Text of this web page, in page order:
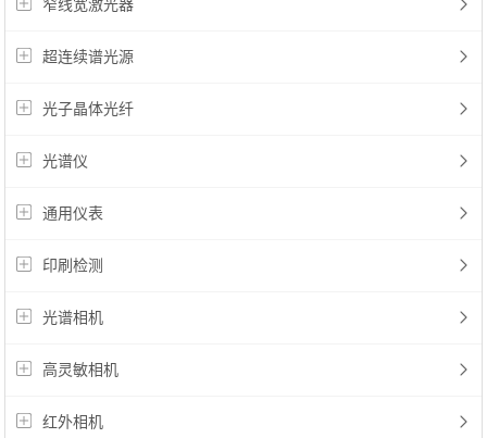
窄线宽激光器
超连续谱光源
光子晶体光纤
光谱仪
通用仪表
印刷检测
光谱相机
高灵敏相机
红外相机